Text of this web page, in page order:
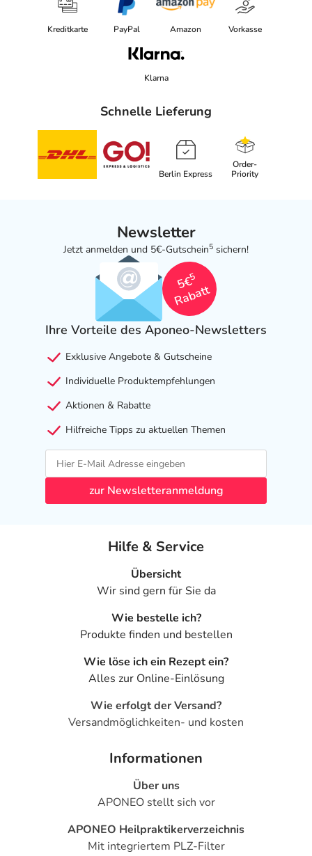
Kreditkarte PayPal Amazon Vorkasse
Klarna
Schnelle Lieferung
Berlin Express
Order-
Priority
Newsletter
Jetzt anmelden und 5€-Gutschein5 sichern!
5€
5
Rabatt
Ihre Vorteile des Aponeo-Newsletters
Exklusive Angebote & Gutscheine
Individuelle Produktempfehlungen
Aktionen & Rabatte
Hilfreiche Tipps zu aktuellen Themen
zur Newsletteranmeldung
Hilfe & Service
Übersicht
Wir sind gern für Sie da
Wie bestelle ich?
Produkte finden und bestellen
Wie löse ich ein Rezept ein?
Alles zur Online-Einlösung
Wie erfolgt der Versand?
Versandmöglichkeiten- und kosten
Informationen
Über uns
APONEO stellt sich vor
APONEO Heilpraktikerverzeichnis
Mit integriertem PLZ-Filter